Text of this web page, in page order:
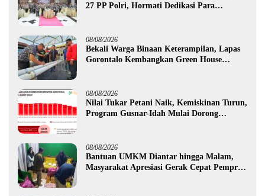
27 PP Polri, Hormati Dedikasi Para
08/08/2026
Bekali Warga Binaan Keterampilan, Lapas
Gorontalo Kembangkan Green House
08/08/2026
Nilai Tukar Petani Naik, Kemiskinan Turun,
Program Gusnar-Idah Mulai Dorong
08/08/2026
Bantuan UMKM Diantar hingga Malam,
Masyarakat Apresiasi Gerak Cepat Pemprov